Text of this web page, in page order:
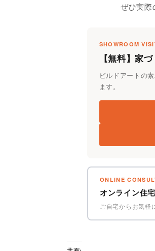
ぜひ実際
SHOWROOM
【無料】家
ビルドアートの
ます。
ONLINE
オンライン住
ご自宅からお気軽